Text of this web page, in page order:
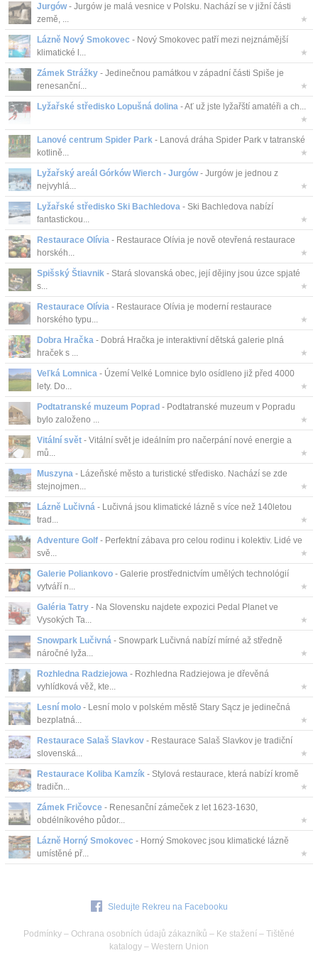
Jurgów- Jurgów je malá vesnice v Polsku. Nachází se v jižní části
země, ...
★
Lázně Nový Smokovec - Nový Smokovec patří mezi nejznámější
klimatické l...
★
Zámek Strážky - Jedinečnou památkou v západní části Spiše je
renesanční...
★
Lyžařské středisko Lopušná dolina - Ať už jste lyžařští amatéři a ch...
★
Lanové centrum Spider Park - Lanová dráha Spider Park v tatranské
kotlině...
★
Lyžařský areál Górków Wierch - Jurgów- Jurgów je jednou z
nejvyhlá...
★
Lyžařské středisko Ski Bachledova - Ski Bachledova nabízí
fantastickou...
★
Restaurace Olívia - Restaurace Olívia je nově otevřená restaurace
horskéh...
★
Spišský Štiavnik - Stará slovanská obec, její dějiny jsou úzce spjaté
s...
★
Restaurace Olívia - Restaurace Olívia je moderní restaurace
horského typu...
★
Dobra Hračka - Dobrá Hračka je interaktivní dětská galerie plná
hraček s ...
★
Veľká Lomnica - Území Velké Lomnice bylo osídleno již před 4000
lety. Do...
★
Podtatranské muzeum Poprad - Podtatranské muzeum v Popradu
bylo založeno ...
★
Vitální svět - Vitální svět je ideálním pro načerpání nové energie a
mů...
★
Muszyna - Lázeňské město a turistické středisko. Nachází se zde
stejnojmen...
★
Lázně Lučivná - Lučivná jsou klimatické lázně s více než 140letou
trad...
★
Adventure Golf - Perfektní zábava pro celou rodinu i kolektiv. Lidé ve
svě...
★
Galerie Poliankovo - Galerie prostřednictvím umělých technológií
vytváří n...
★
Galéria Tatry - Na Slovensku najdete expozici Pedal Planet ve
Vysokých Ta...
★
Snowpark Lučivná - Snowpark Lučivná nabízí mírné až středně
náročné lyža...
★
Rozhledna Radziejowa - Rozhledna Radziejowa je dřevěná
vyhlídková věž, kte...
★
Lesní molo - Lesní molo v polském městě Stary Sącz je jedinečná
bezplatná...
★
Restaurace Salaš Slavkov - Restaurace Salaš Slavkov je tradiční
slovenská...
★
Restaurace Koliba Kamzík - Stylová restaurace, která nabízí kromě
tradičn...
★
Zámek Fričovce - Renesanční zámeček z let 1623-1630,
obdélníkového půdor...
★
Lázně Horný Smokovec - Horný Smokovec jsou klimatické lázně
umístěné př...
★
Sledujte Rekreu na Facebooku
Podmínky – Ochrana osobních údajů zákazníků – Ke stažení – Tištěné
katalogy – Western Union